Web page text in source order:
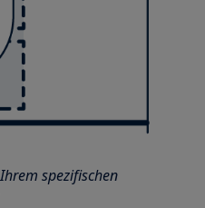
spezifischen